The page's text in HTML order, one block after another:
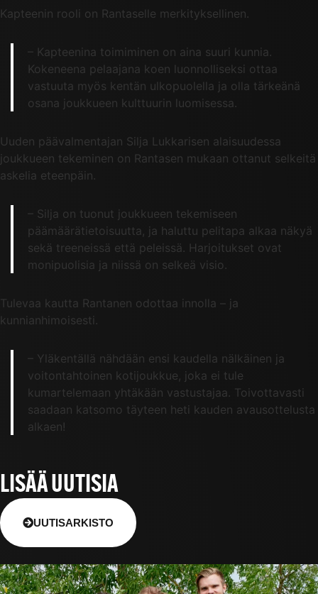
Kapteenin rooli on Rantaselle merkityksellinen.
– Kapteenina toimiminen on aina suuri kunnia.
Kokeneena pelaajana koen luonnolliseksi ottaa
vastuuta myös kentän ulkopuolella ja olla tärkeänä
osana joukkueen kulttuurin luomisessa.
Uuden päävalmentajan Silja Lukkarisen alaisuudessa
joukkueen tekeminen on Rantasen mukaan ottanut selkeitä
askelia eteenpäin.
– Silja on tuonut joukkueen tekemiseen
päämäärätietoisuutta, ja haluttu pelitapa alkaa näkyä
sekä treeneissä että peleissä. Harjoitukset ovat
monipuolisia ja niissä on selkeä visio.
Tulevaa kautta Rantanen odottaa innolla – ja
kunnianhimoisesti.
– Yläkentällä nähdään ensi kaudella nälkäinen ja
voitontahtoinen kotijoukkue, joka ei tule
kumartelemaan yhtäkään vastustajaa. Toivottavasti
saadaan katsomo täyteen heti kauden avausottelusta
alkaen!
LISÄÄ UUTISIA
UUTISARKISTO